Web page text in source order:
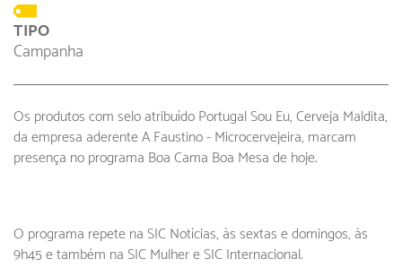
TIPO
Campanha
Os produtos com selo atribuído Portugal Sou Eu, Cerveja Maldita,
da empresa aderente A Faustino - Microcervejeira, marcam
presença no programa Boa Cama Boa Mesa de hoje.
O programa repete na SIC Notícias, às sextas e domingos, às
9h45 e também na SIC Mulher e SIC Internacional.